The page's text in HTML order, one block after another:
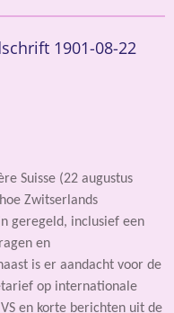
1901-08-22
Suisse (22 augustus
Zwitserlands
geregeld, inclusief een
en
is er aandacht voor de
op internationale
en korte berichten uit de